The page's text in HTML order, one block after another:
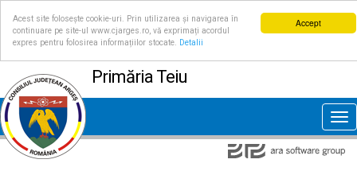
Accept
Acest site folosește cookie-uri. Prin utilizarea și navigarea în
continuare pe site-ul www.cjarges.ro, vă exprimați acordul
expres pentru folosirea informațiilor stocate.
Detalii
Primăria Teiu